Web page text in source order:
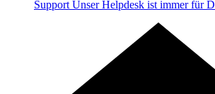
Support Unser Helpdesk ist immer für